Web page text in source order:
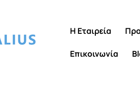
Η Εταιρεία
Επικοινωνία